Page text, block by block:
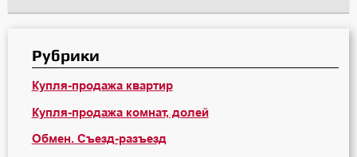
Рубрики
Купля-продажа квартир
Купля-продажа комнат, долей
Обмен. Съезд-разъезд